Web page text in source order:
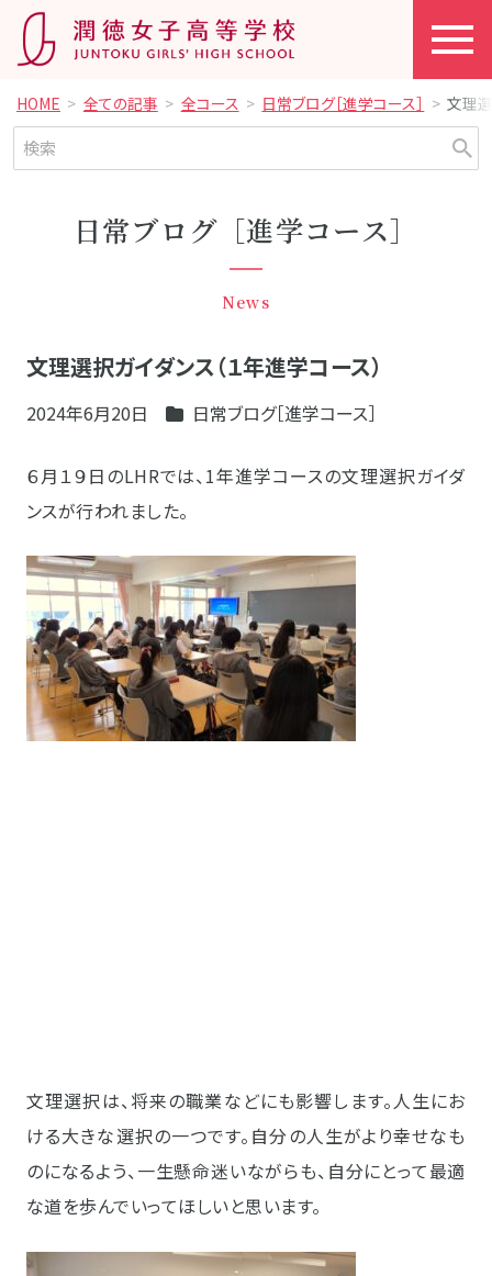
HOME 全ての記事 全コース 日常ブログ［進学コース］ 文理
日常ブログ［進学コース］
News
文理選択ガイダンス（１年進学コース）
2024年6月20日 日常ブログ［進学コース］
６月１９日のLHRでは、1年進学コースの文理選択ガイダ
ンスが行われました。
文理選択は、将来の職業などにも影響します。人生にお
ける大きな選択の一つです。自分の人生がより幸せなも
のになるよう、一生懸命迷いながらも、自分にとって最適
な道を歩んでいってほしいと思います。